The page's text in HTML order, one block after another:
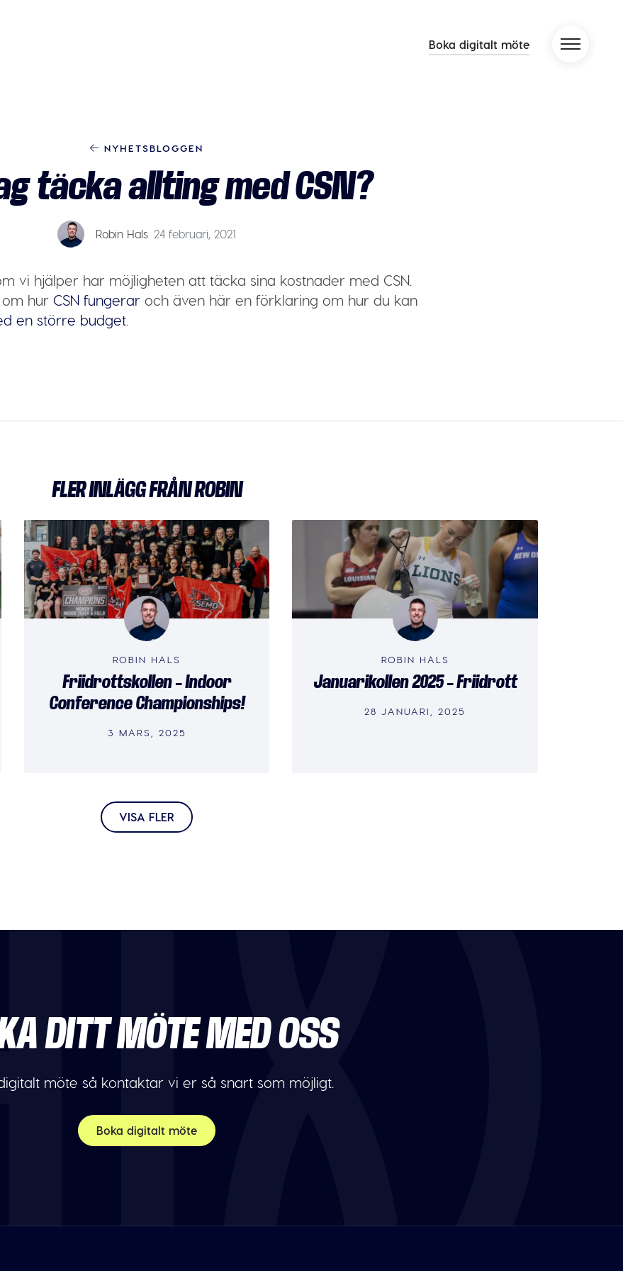
Boka digitalt möte
NYHETSBLOGGEN
täcka allting med CSN?
Robin Hals 24 februari, 2021
vi hjälper har möjligheten att täcka sina kostnader med CSN.
hur CSN fungerar och även här en förklaring om hur du kan
en större budget.
FLER INLÄGG FRÅN ROBIN
ROBIN HALS
Friidrottskollen – Indoor
Conference Championships!
3 MARS, 2025
ROBIN HALS
Januarikollen 2025 – Friidrott
28 JANUARI, 2025
VISA FLER
DITT MÖTE MED OSS
möte så kontaktar vi er så snart som möjligt.
Boka digitalt möte